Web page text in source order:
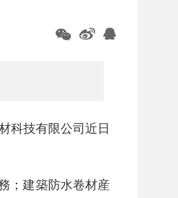
科技有限公司近日
；建築防水卷材産